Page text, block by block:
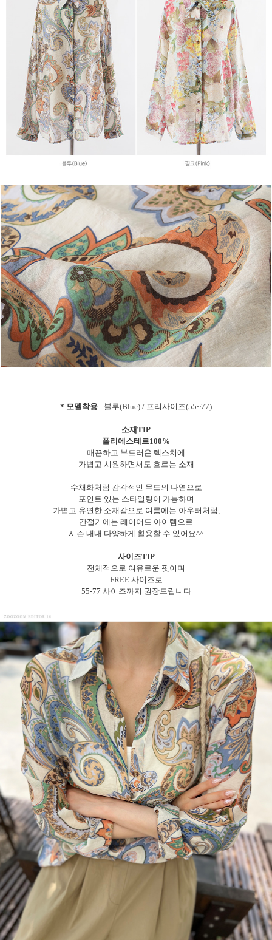
* 모델착용 : 블루(Blue) / 프리사이즈(55~77)
소재TIP
폴리에스테르100%
매끈하고 부드러운 텍스쳐에
가볍고 시원하면서도 흐르는 소재
수채화처럼 감각적인 무드의 나염으로
포인트 있는 스타일링이 가능하며
가볍고 유연한 소재감으로 여름에는 아우터처럼,
간절기에는 레이어드 아이템으로
시즌 내내 다양하게 활용할 수 있어요^^
사이즈TIP
전체적으로 여유로운 핏이며
FREE 사이즈로
55-77 사이즈까지 권장드립니다